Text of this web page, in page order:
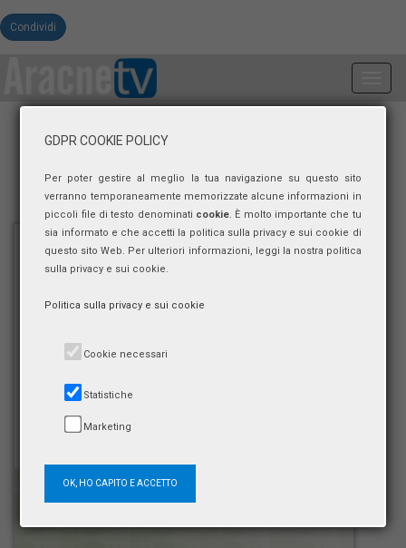
Condividi
GDPR COOKIE POLICY
Per poter gestire al meglio la tua navigazione su questo sito
verranno temporaneamente memorizzate alcune informazioni in
piccoli file di testo denominati cookie. È molto importante che tu
sia informato e che accetti la politica sulla privacy e sui cookie di
questo sito Web. Per ulteriori informazioni, leggi la nostra politica
sulla privacy e sui cookie.
Politica sulla privacy e sui cookie
Cookie necessari
Statistiche
Marketing
OK, HO CAPITO E ACCETTO